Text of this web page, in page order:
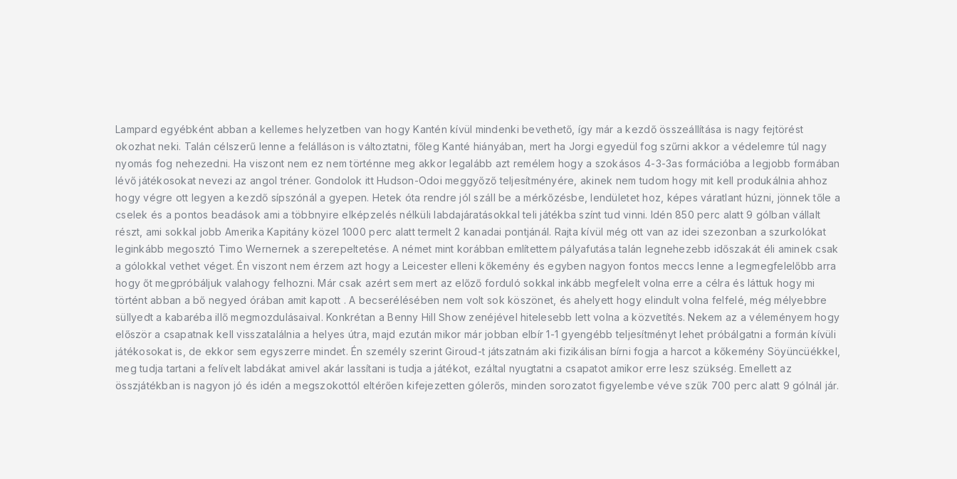
Lampard egyébként abban a kellemes helyzetben van hogy Kantén kívül mindenki bevethető, így már a kezdő összeállítása is nagy fejtörést
okozhat neki. Talán célszerű lenne a felálláson is változtatni, főleg Kanté hiányában, mert ha Jorgi egyedül fog szűrni akkor a védelemre túl nagy
nyomás fog nehezedni. Ha viszont nem ez nem történne meg akkor legalább azt remélem hogy a szokásos 4-3-3as formációba a legjobb formában
lévő játékosokat nevezi az angol tréner. Gondolok itt Hudson-Odoi meggyőző teljesítményére, akinek nem tudom hogy mit kell produkálnia ahhoz
hogy végre ott legyen a kezdő sípszónál a gyepen. Hetek óta rendre jól száll be a mérkőzésbe, lendületet hoz, képes váratlant húzni, jönnek tőle a
cselek és a pontos beadások ami a többnyire elképzelés nélküli labdajáratásokkal teli játékba színt tud vinni. Idén 850 perc alatt 9 gólban vállalt
részt, ami sokkal jobb Amerika Kapitány közel 1000 perc alatt termelt 2 kanadai pontjánál. Rajta kívül még ott van az idei szezonban a szurkolókat
leginkább megosztó Timo Wernernek a szerepeltetése. A német mint korábban említettem pályafutása talán legnehezebb időszakát éli aminek csak
a gólokkal vethet véget. Én viszont nem érzem azt hogy a Leicester elleni kőkemény és egyben nagyon fontos meccs lenne a legmegfelelőbb arra
hogy őt megpróbáljuk valahogy felhozni. Már csak azért sem mert az előző forduló sokkal inkább megfelelt volna erre a célra és láttuk hogy mi
történt abban a bő negyed órában amit kapott . A becserélésében nem volt sok köszönet, és ahelyett hogy elindult volna felfelé, még mélyebbre
süllyedt a kabaréba illő megmozdulásaival. Konkrétan a Benny Hill Show zenéjével hitelesebb lett volna a közvetítés. Nekem az a véleményem hogy
először a csapatnak kell visszatalálnia a helyes útra, majd ezután mikor már jobban elbír 1-1 gyengébb teljesítményt lehet próbálgatni a formán kívüli
játékosokat is, de ekkor sem egyszerre mindet. Én személy szerint Giroud-t játszatnám aki fizikálisan bírni fogja a harcot a kőkemény Söyüncüékkel,
meg tudja tartani a felívelt labdákat amivel akár lassítani is tudja a játékot, ezáltal nyugtatni a csapatot amikor erre lesz szükség. Emellett az
összjátékban is nagyon jó és idén a megszokottól eltérően kifejezetten gólerős, minden sorozatot figyelembe véve szűk 700 perc alatt 9 gólnál jár.